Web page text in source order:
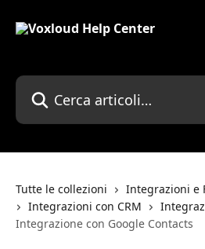
Cerca articoli…
Tutte le collezioni
Integrazioni e
Integrazioni con CRM
Integrazione con Google Contacts